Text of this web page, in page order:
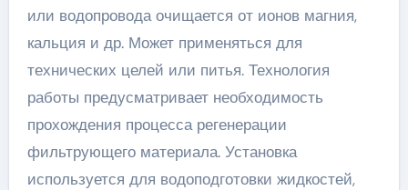
или водопровода очищается от ионов магния,
кальция и др. Может применяться для
технических целей или питья. Технология
работы предусматривает необходимость
прохождения процесса регенерации
фильтрующего материала. Установка
используется для водоподготовки жидкостей,